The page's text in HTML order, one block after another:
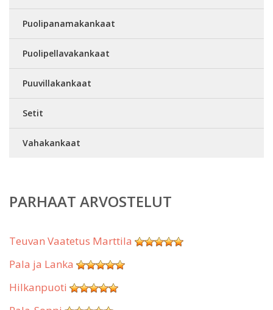
Puolipanamakankaat
Puolipellavakankaat
Puuvillakankaat
Setit
Vahakankaat
PARHAAT ARVOSTELUT
Teuvan Vaatetus Marttila
Pala ja Lanka
Hilkanpuoti